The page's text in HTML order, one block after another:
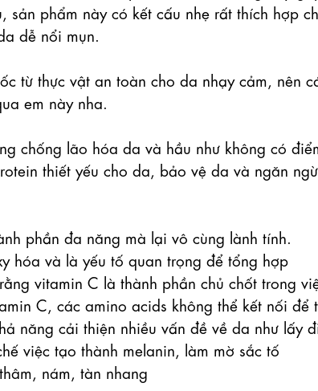
sản phẩm này có kết cấu nhẹ rất thích hợp
dễ nổi mụn.
từ thực vật an toàn cho da nhạy cảm, nên
em này nha.
chống lão hóa da và hầu như không có
thiết yếu cho da, bảo vệ da và ngăn
phần đa năng mà lại vô cùng lành tính.
hóa và là yếu tố quan trọng để tổng hợp
vitamin C là thành phần chủ chốt trong
C, các amino acids không thể kết nối để
năng cải thiện nhiều vấn đề về da như lấy
việc tạo thành melanin, làm mờ sắc tố
nám, tàn nhang